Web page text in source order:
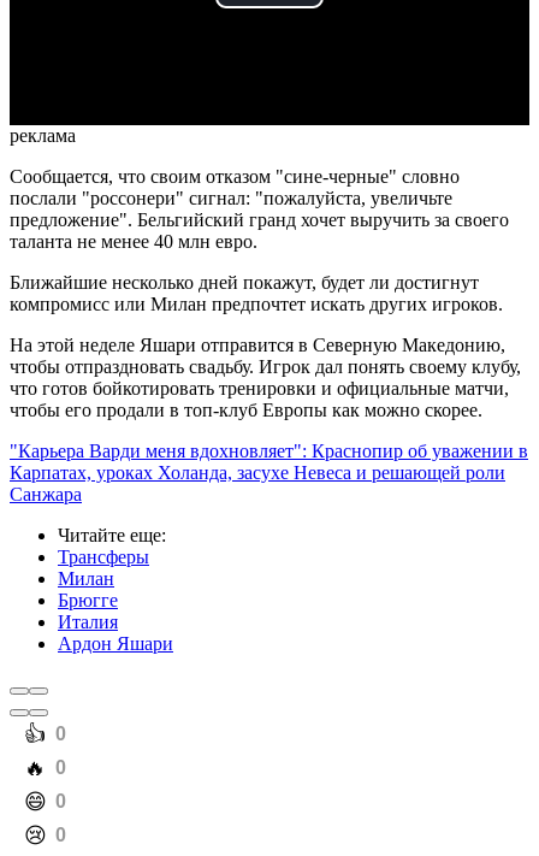
реклама
Сообщается, что своим отказом "сине-черные" словно
послали "россонери" сигнал: "пожалуйста, увеличьте
предложение". Бельгийский гранд хочет выручить за своего
таланта не менее 40 млн евро.
Ближайшие несколько дней покажут, будет ли достигнут
компромисс или Милан предпочтет искать других игроков.
На этой неделе Яшари отправится в Северную Македонию,
чтобы отпраздновать свадьбу. Игрок дал понять своему клубу,
что готов бойкотировать тренировки и официальные матчи,
чтобы его продали в топ-клуб Европы как можно скорее.
"Карьера Варди меня вдохновляет": Краснопир об уважении в
Карпатах, уроках Холанда, засухе Невеса и решающей роли
Санжара
Читайте еще:
Трансферы
Милан
Брюгге
Италия
Ардон Яшари
️👍 0
️🔥 0
️😄 0
️😢 0